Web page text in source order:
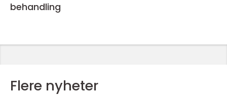
behandling
Flere nyheter